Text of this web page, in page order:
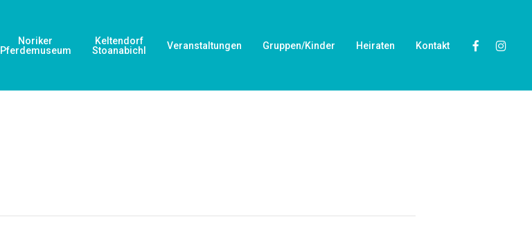
Noriker
Pferdemuseum
Keltendorf
Stoanabichl
Veranstaltungen Gruppen/Kinder Heiraten Kontakt Facebook